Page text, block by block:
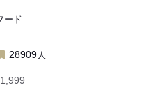
ード
28909 人